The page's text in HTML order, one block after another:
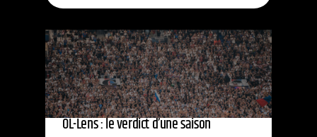
OL-Lens : le verdict d’une saison